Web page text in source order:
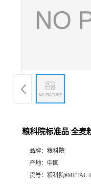
粮科院标准品 全麦
品牌： 粮科院
产地： 中国
货号： 粮科院#METAL-